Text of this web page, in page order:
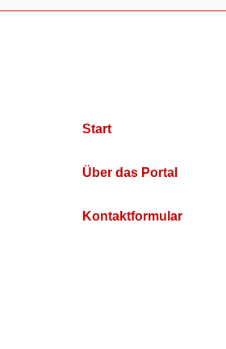
Start
Über das Portal
Kontaktformular